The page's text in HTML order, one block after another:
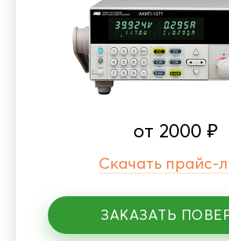
от 2000 ₽
Скачать прайс-
ЗАКАЗАТЬ